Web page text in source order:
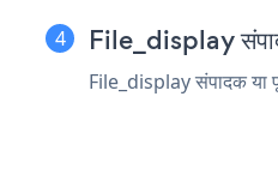
File_display
File_display संपादक या